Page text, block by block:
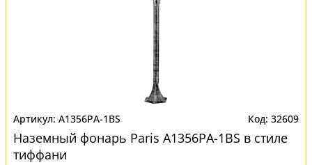
A1356PA-1BS 32609
Наземный фонарь Paris A1356PA-1BS в стиле
тиффани